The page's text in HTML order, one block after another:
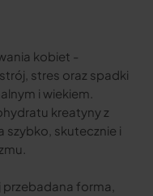
kobiet -
stres oraz spadki
i wiekiem.
kreatyny z
szybko, skutecznie i
forma,